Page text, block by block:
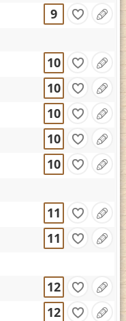
9
10
10
10
10
10
11
11
12
12